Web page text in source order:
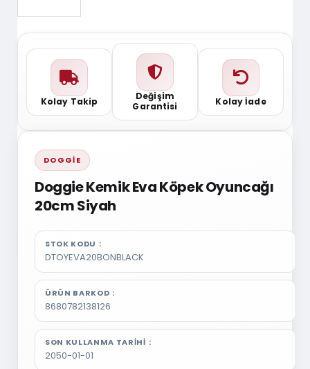
Kolay Takip
Değişim
Garantisi
Kolay İade
DOGGIE
Doggie Kemik Eva Köpek Oyuncağı
20cm Siyah
STOK KODU
DTOYEVA20BONBLACK
ÜRÜN BARKOD
8680782138126
SON KULLANMA TARIHI
2050-01-01